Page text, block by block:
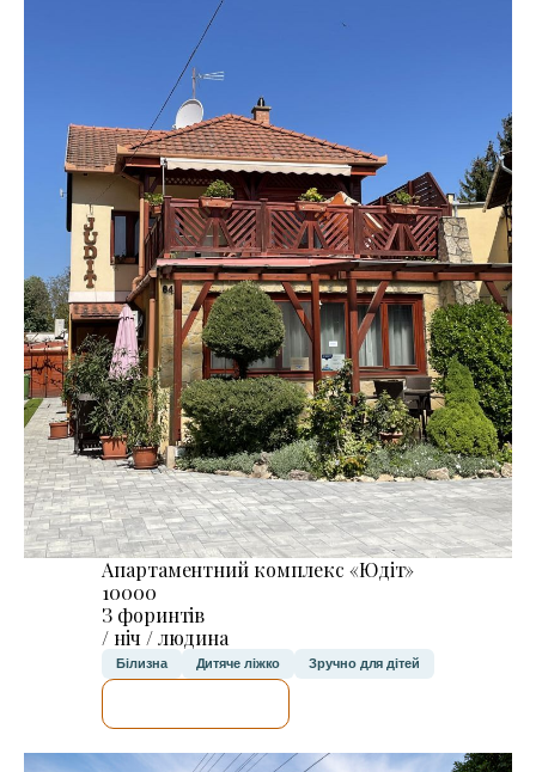
Апартаментний комплекс «Юдіт»
10000
З форинтів
/ ніч / людина
Білизна Дитяче ліжко Зручно для дітей